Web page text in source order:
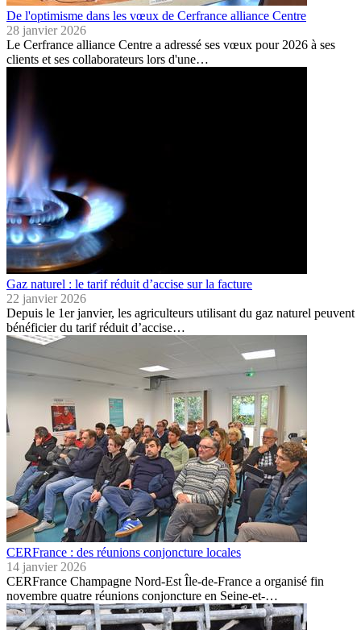
De l'optimisme dans les vœux de Cerfrance alliance Centre
28 janvier 2026
Le Cerfrance alliance Centre a adressé ses vœux pour 2026 à ses
clients et ses collaborateurs lors d'une…
Gaz naturel : le tarif réduit d’accise sur la facture
22 janvier 2026
Depuis le 1er janvier, les agriculteurs utilisant du gaz naturel peuvent
bénéficier du tarif réduit d’accise…
CERFrance : des réunions conjoncture locales
14 janvier 2026
CERFrance Champagne Nord-Est Île-de-France a organisé fin
novembre quatre réunions conjoncture en Seine-et-…